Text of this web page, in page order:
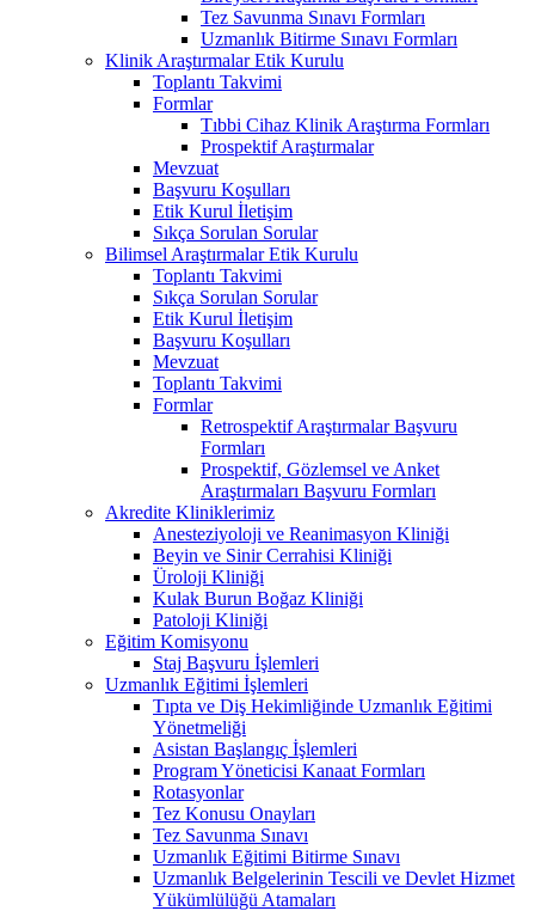
Tez Savunma Sınavı Formları
Uzmanlık Bitirme Sınavı Formları
Klinik Araştırmalar Etik Kurulu
Toplantı Takvimi
Formlar
Tıbbi Cihaz Klinik Araştırma Formları
Prospektif Araştırmalar
Mevzuat
Başvuru Koşulları
Etik Kurul İletişim
Sıkça Sorulan Sorular
Bilimsel Araştırmalar Etik Kurulu
Toplantı Takvimi
Sıkça Sorulan Sorular
Etik Kurul İletişim
Başvuru Koşulları
Mevzuat
Toplantı Takvimi
Formlar
Retrospektif Araştırmalar Başvuru
Formları
Prospektif, Gözlemsel ve Anket
Araştırmaları Başvuru Formları
Akredite Kliniklerimiz
Anesteziyoloji ve Reanimasyon Kliniği
Beyin ve Sinir Cerrahisi Kliniği
Üroloji Kliniği
Kulak Burun Boğaz Kliniği
Patoloji Kliniği
Eğitim Komisyonu
Staj Başvuru İşlemleri
Uzmanlık Eğitimi İşlemleri
Tıpta ve Diş Hekimliğinde Uzmanlık Eğitimi
Yönetmeliği
Asistan Başlangıç İşlemleri
Program Yöneticisi Kanaat Formları
Rotasyonlar
Tez Konusu Onayları
Tez Savunma Sınavı
Uzmanlık Eğitimi Bitirme Sınavı
Uzmanlık Belgelerinin Tescili ve Devlet Hizmet
Yükümlülüğü Atamaları